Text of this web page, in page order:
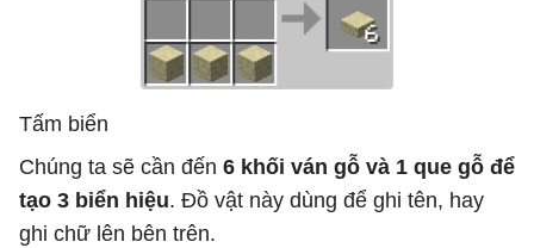
Tấm biển
Chúng ta sẽ cần đến 6 khối ván gỗ và 1 que gỗ để
tạo 3 biển hiệu. Đồ vật này dùng để ghi tên, hay
ghi chữ lên bên trên.